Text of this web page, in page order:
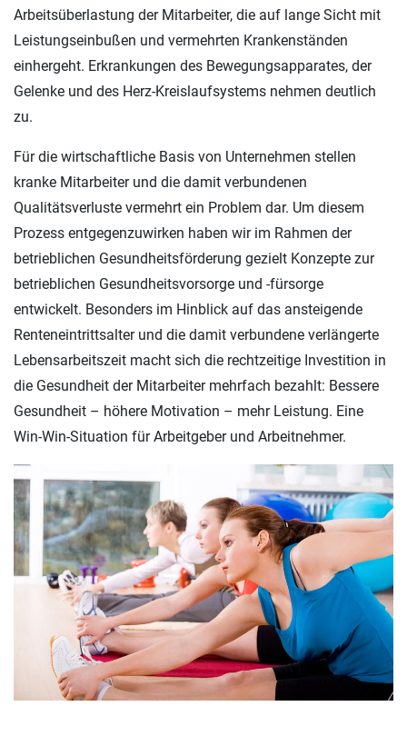
Arbeitsüberlastung der Mitarbeiter, die auf lange Sicht mit
Leistungseinbußen und vermehrten Krankenständen
einhergeht. Erkrankungen des Bewegungsapparates, der
Gelenke und des Herz-Kreislaufsystems nehmen deutlich
zu.
Für die wirtschaftliche Basis von Unternehmen stellen
kranke Mitarbeiter und die damit verbundenen
Qualitätsverluste vermehrt ein Problem dar. Um diesem
Prozess entgegenzuwirken haben wir im Rahmen der
betrieblichen Gesundheitsförderung gezielt Konzepte zur
betrieblichen Gesundheitsvorsorge und -fürsorge
entwickelt. Besonders im Hinblick auf das ansteigende
Renteneintrittsalter und die damit verbundene verlängerte
Lebensarbeitszeit macht sich die rechtzeitige Investition in
die Gesundheit der Mitarbeiter mehrfach bezahlt: Bessere
Gesundheit – höhere Motivation – mehr Leistung. Eine
Win-Win-Situation für Arbeitgeber und Arbeitnehmer.